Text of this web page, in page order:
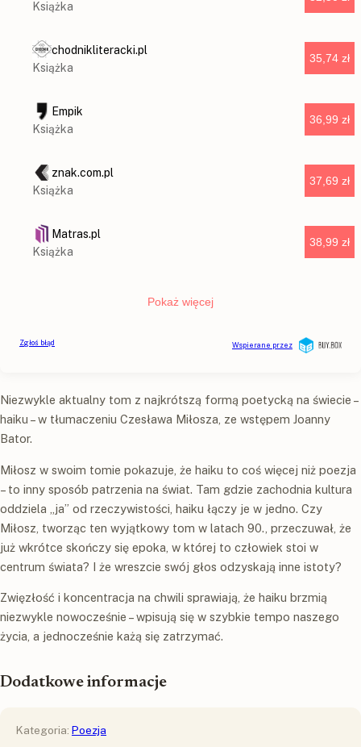
Niezwykle aktualny tom z najkrótszą formą poetycką na świecie –
haiku – w tłumaczeniu Czesława Miłosza, ze wstępem Joanny
Bator.
Miłosz w swoim tomie pokazuje, że haiku to coś więcej niż poezja
– to inny sposób patrzenia na świat. Tam gdzie zachodnia kultura
oddziela „ja” od rzeczywistości, haiku łączy je w jedno. Czy
Miłosz, tworząc ten wyjątkowy tom w latach 90., przeczuwał, że
już wkrótce skończy się epoka, w której to człowiek stoi w
centrum świata? I że wreszcie swój głos odzyskają inne istoty?
Zwięzłość i koncentracja na chwili sprawiają, że haiku brzmią
niezwykle nowocześnie – wpisują się w szybkie tempo naszego
życia, a jednocześnie każą się zatrzymać.
Dodatkowe informacje
Kategoria: Poezja